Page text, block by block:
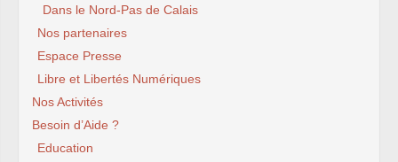
Dans le Nord-Pas de Calais
Nos partenaires
Espace Presse
Libre et Libertés Numériques
Nos Activités
Besoin d’Aide ?
Education